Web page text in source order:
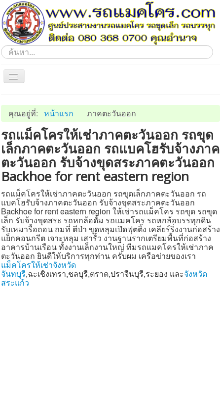
ค้นหา...
Toggle
Navigation
ภาคอีสาน
ภาคตะวันออก
ภาคกลาง
ภาคเหนือ
ภาคตะวันตก
ภาคใต้
ประชาสัมพันธ์
แผนผังเว็บไซต์
ค้นหา
ติดต่อเรา
สายด่วน
คุณอยู่ที่: หน้าแรก ภาคตะวันออก
รถแม็คโครให้เช่าภาคตะวันออก รถขุด
เล็กภาคตะวันออก รถแบคโฮรับจ้างภาค
ตะวันออก รับจ้างขุดสระภาคตะวันออก
Backhoe for rent eastern region
รถแม็คโครให้เช่าภาคตะวันออก รถขุดเล็กภาคตะวันออก รถ
แบคโฮรับจ้างภาคตะวันออก รับจ้างขุดสระภาคตะวันออก
Backhoe for rent eastern region ให้เช่ารถแม็คโคร รถขุด รถขุด
เล็ก รับจ้างขุดสระ รถหกล้อดั้ม รถแมคโคร รถหกล้อบรรทุกดิน
รับเหมารื้อถอน ถมที่ ตีป่า ขุดหลุมเปิดฟุตติ้ง เคลียร์ริ่งงานก่อสร้าง
แย็กคอนกรีต เจาะหลุม เสารั้ว งานฐานรากเตรียมพื้นที่ก่อสร้าง
อาคารบ้านเรือน ทั้งงานเล็กงานใหญ่ ทีมรถแมคโครให้เช่าภาค
ตะวันออก ยินดีให้บริการทุกท่าน ครับผม เครือข่ายของเรา
แม็คโครให้เช่าจังหวัด
จันทบุรี,ฉะเชิงเทรา,ชลบุรี,ตราด,ปราจีนบุรี,ระยอง และจังหวัด
สระแก้ว